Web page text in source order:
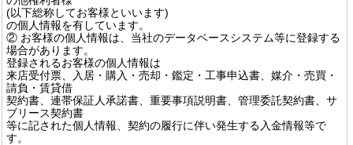
(以下総称してお客様といいます)
の個人情報を有しています。
② お客様の個人情報は、当社のデータベースシステム等に登録する
場合があります。
登録されるお客様の個人情報は
来店受付票、入居・購入・売却・鑑定・工事申込書、媒介・売買・
請負・賃貸借
契約書、連帯保証人承諾書、重要事項説明書、管理委託契約書、サ
ブリース契約書
等に記された個人情報、契約の履行に伴い発生する入金情報等で
す。